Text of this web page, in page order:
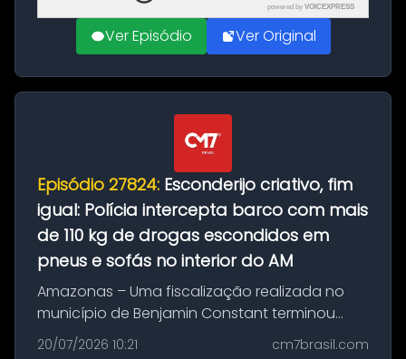
powered by VOICEXPRESS
Ver Episódio Ver Original
Episódio 27824: Esconderijo criativo, fim
igual: Polícia intercepta barco com mais
de 110 kg de drogas escondidos em
pneus e sofás no interior do AM
Amazonas – Uma fiscalização realizada no
município de Benjamin Constant terminou
com a apreensão de aproximadamente 115
20/07/2026 10:21 cm7brasil.com